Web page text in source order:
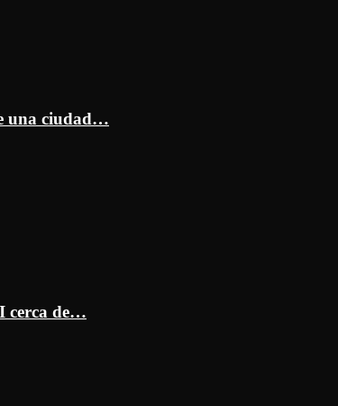
una ciudad…
cerca de…